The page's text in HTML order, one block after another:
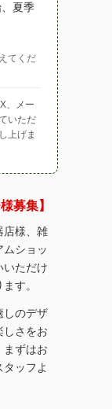
夏季
てくだ
、メー
いただ
上げま
募集】
店様、雑
ショッ
いただけ
す。
しのデザ
しさをお
まずはお
ッフよ